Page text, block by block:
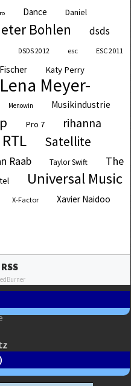
Dance
Daniel
Bohlen dsds
DSDS 2012 esc ESC 2011
Katy Perry
Lena Meyer-
Menowin Musikindustrie
Pro 7 rihanna
RTL Satellite
Raab Taylor Swift
The
Universal Music
X-Factor
Xavier Naidoo
RSS